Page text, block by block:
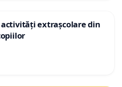
activități extrașcolare din